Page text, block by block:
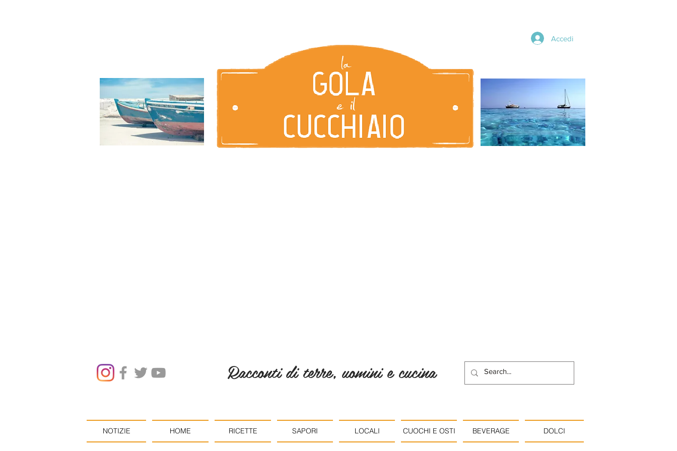
Accedi
Racconti di terre, uomini e cucina
NOTIZIE HOME RICETTE SAPORI LOCALI CUOCHI E OSTI BEVERAGE DOLCI